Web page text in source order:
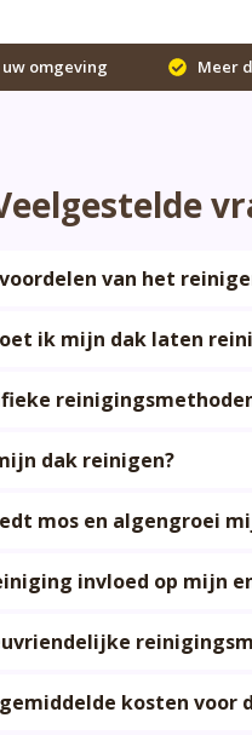
omgeving Meer
van het
ik mijn dak laten
dak reinigen?
mos en algengroei
invloed op mijn
kosten voor